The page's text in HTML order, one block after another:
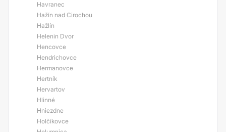
Havranec
Hažín nad Cirochou
Hažlín
Helenin Dvor
Hencovce
Hendrichovce
Hermanovce
Hertník
Hervartov
Hlinné
Hniezdne
Holčíkovce